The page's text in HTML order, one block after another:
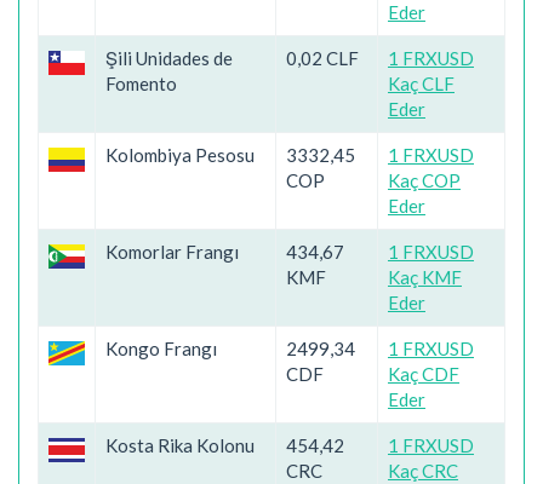
Eder
Şili Unidades de
Fomento
0,02 CLF
1 FRXUSD
Kaç CLF
Eder
Kolombiya Pesosu
3332,45
COP
1 FRXUSD
Kaç COP
Eder
Komorlar Frangı
434,67
KMF
1 FRXUSD
Kaç KMF
Eder
Kongo Frangı
2499,34
CDF
1 FRXUSD
Kaç CDF
Eder
Kosta Rika Kolonu
454,42
CRC
1 FRXUSD
Kaç CRC